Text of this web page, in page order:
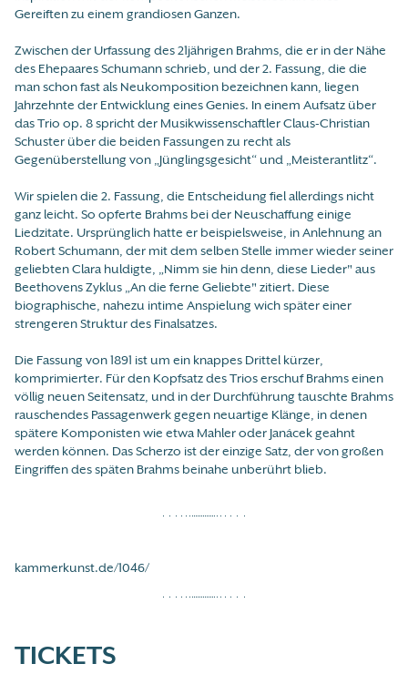
Gereiften zu einem grandiosen Ganzen.
Zwischen der Urfassung des 21jährigen Brahms, die er in der Nähe
des Ehepaares Schumann schrieb, und der 2. Fassung, die die
man schon fast als Neukomposition bezeichnen kann, liegen
Jahrzehnte der Entwicklung eines Genies. In einem Aufsatz über
das Trio op. 8 spricht der Musikwissenschaftler Claus-Christian
Schuster über die beiden Fassungen zu recht als
Gegenüberstellung von „Jünglingsgesicht“ und „Meisterantlitz“.
Wir spielen die 2. Fassung, die Entscheidung fiel allerdings nicht
ganz leicht. So opferte Brahms bei der Neuschaffung einige
Liedzitate. Ursprünglich hatte er beispielsweise, in Anlehnung an
Robert Schumann, der mit dem selben Stelle immer wieder seiner
geliebten Clara huldigte, „Nimm sie hin denn, diese Lieder" aus
Beethovens Zyklus „An die ferne Geliebte" zitiert. Diese
biographische, nahezu intime Anspielung wich später einer
strengeren Struktur des Finalsatzes.
Die Fassung von 1891 ist um ein knappes Drittel kürzer,
komprimierter. Für den Kopfsatz des Trios erschuf Brahms einen
völlig neuen Seitensatz, und in der Durchführung tauschte Brahms
rauschendes Passagenwerk gegen neuartige Klänge, in denen
spätere Komponisten wie etwa Mahler oder Janácek geahnt
werden können. Das Scherzo ist der einzige Satz, der von großen
Eingriffen des späten Brahms beinahe unberührt blieb.
kammerkunst.de/1046/
TICKETS